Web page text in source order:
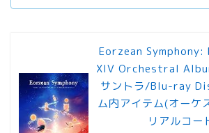
Eorzean Symphony:
XIV Orchestral
サントラ/Blu-ray
ム内アイテム(オーケ
リアルコー